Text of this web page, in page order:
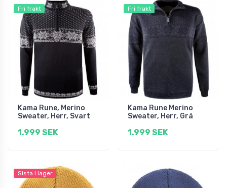
Fri frakt
Kama Rune, Merino
Sweater, Herr, Svart
1.999 SEK
Fri frakt
Kama Rune Merino
Sweater, Herr, Grå
1.999 SEK
Sista i lager